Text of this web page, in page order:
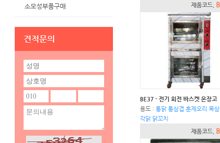
소모성부품구매
견적문의
제품코드.
BE37 - 전기 회전 바스켓 온장고
용도 : 통닭 통삼겹 훈제오리 목
각닭 닭꼬치
제품코드.